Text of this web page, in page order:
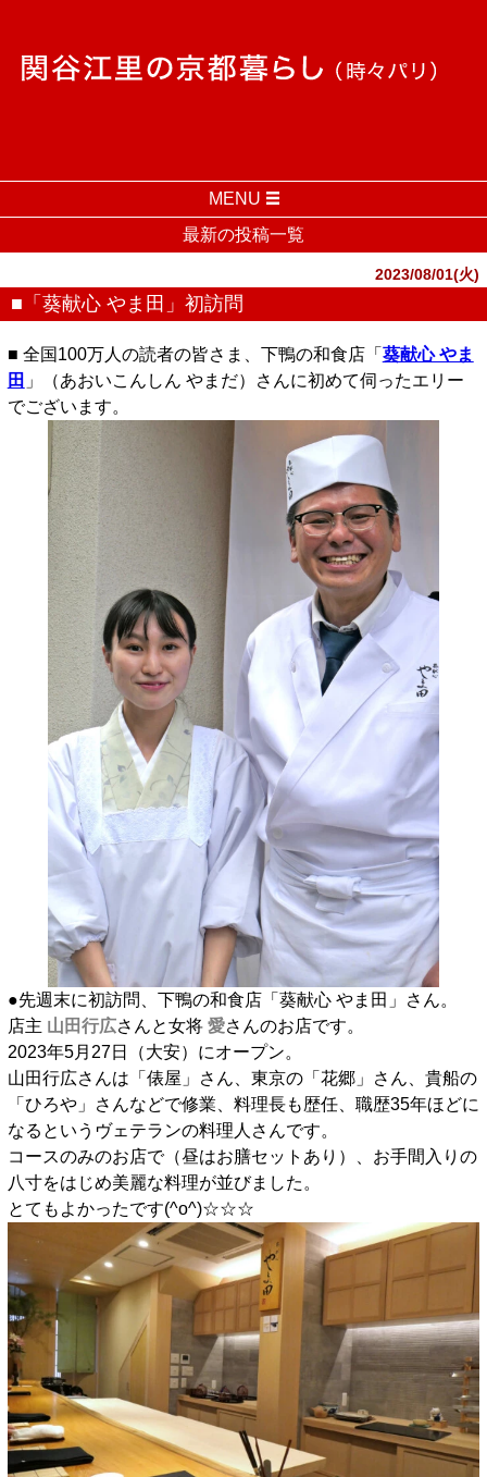
MENU
最新の投稿一覧
2023/08/01(火)
■「葵献心 やま田」初訪問
■ 全国100万人の読者の皆さま、下鴨の和食店「 葵献心 やま
田 」（あおいこんしん やまだ）さんに初めて伺ったエリー
でございます。
●先週末に初訪問、下鴨の和食店「葵献心 やま田」さん。
店主 山田行広さんと女将 愛さんのお店です。
2023年5月27日（大安）にオープン。
山田行広さんは「俵屋」さん、東京の「花郷」さん、貴船の
「ひろや」さんなどで修業、料理長も歴任、職歴35年ほどに
なるというヴェテランの料理人さんです。
コースのみのお店で（昼はお膳セットあり）、お手間入りの
八寸をはじめ美麗な料理が並びました。
とてもよかったです(^o^)☆☆☆